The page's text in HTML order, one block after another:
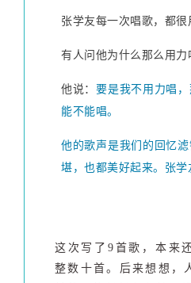
张学友每一次唱歌，都很
有人问他为什么那么用力
他说：要是我不用力唱
能不能唱。
他的歌声是我们的回忆
堪，也都美好起来。张学
这次写了9首歌，本来
整数十首。后来想想，